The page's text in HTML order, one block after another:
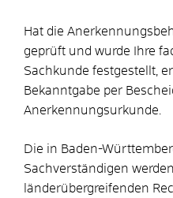
Hat die
geprüft und wurde Ihre
Sachkunde festgestellt,
Bekanntgabe per
Anerkennungsurkunde.
Die in Baden-
Sachverständigen
länderübergreifenden